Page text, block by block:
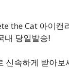
the Cat 아이캔
내 당일발송!
신속하게 받아보